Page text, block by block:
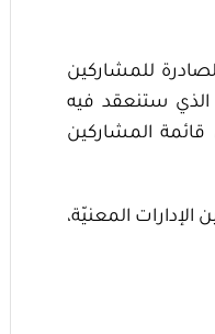
للمشاركين
الذي ستنعقد فيه
قائمة المشاركين
الإدارات المعنيّة،